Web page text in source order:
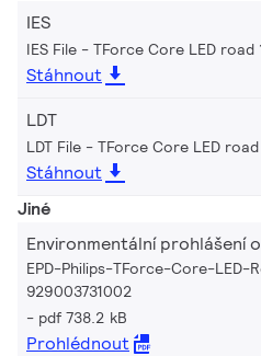
IES
IES File - TForce Core LED road
Stáhnout
LDT
LDT File - TForce Core LED road
Stáhnout
Jiné
Environmentální prohlášení
EPD-Philips-TForce-Core-
929003731002
pdf 738.2 kB
Prohlédnout